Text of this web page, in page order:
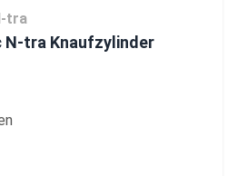
tra
N-tra Knaufzylinder